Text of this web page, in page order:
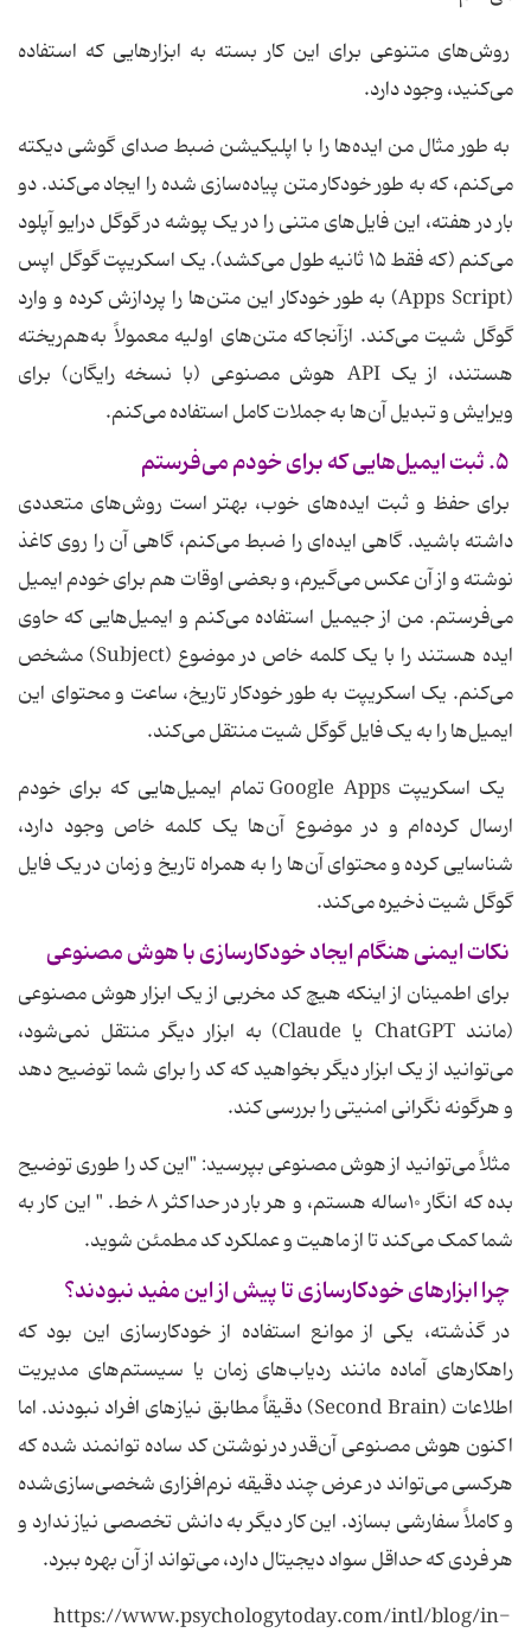
روش‌های متنوعی برای این کار بسته به ابزارهایی که استفاده
می‌کنید، وجود دارد.
به طور مثال من ایده‌ها را با اپلیکیشن ضبط صدای گوشی دیکته
می‌کنم، که به طور خودکار متن پیاده‌سازی شده را ایجاد می‌کند. دو
بار در هفته، این فایل‌های متنی را در یک پوشه در گوگل درایو آپلود
می‌کنم (که فقط ۱۵ ثانیه طول می‌کشد). یک اسکریپت گوگل اپس
(Apps Script) به طور خودکار این متن‌ها را پردازش کرده و وارد
گوگل شیت می‌کند. ازآنجاکه متن‌های اولیه معمولاً به‌هم‌ریخته
هستند، از یک API هوش مصنوعی (با نسخه رایگان) برای
ویرایش و تبدیل آن‌ها به جملات کامل استفاده می‌کنم.
برای حفظ و ثبت ایده‌های خوب، بهتر است روش‌های متعددی
داشته باشید. گاهی ایده‌ای را ضبط می‌کنم، گاهی آن را روی کاغذ
نوشته و از آن عکس می‌گیرم، و بعضی اوقات هم برای خودم ایمیل
می‌فرستم. من از جیمیل استفاده می‌کنم و ایمیل‌هایی که حاوی
ایده هستند را با یک کلمه خاص در موضوع (Subject) مشخص
می‌کنم. یک اسکریپت به طور خودکار تاریخ، ساعت و محتوای این
ایمیل‌ها را به یک فایل گوگل شیت منتقل می‌کند.
یک اسکریپت Google Apps تمام ایمیل‌هایی که برای خودم
ارسال کرده‌ام و در موضوع آن‌ها یک کلمه خاص وجود دارد،
شناسایی کرده و محتوای آن‌ها را به همراه تاریخ و زمان در یک فایل
گوگل شیت ذخیره می‌کند.
نکات ایمنی هنگام ایجاد خودکارسازی با هوش مصنوعی
برای اطمینان از اینکه هیچ کد مخربی از یک ابزار هوش مصنوعی
(مانند ChatGPT یا Claude) به ابزار دیگر منتقل نمی‌شود،
می‌توانید از یک ابزار دیگر بخواهید که کد را برای شما توضیح دهد
و هرگونه نگرانی امنیتی را بررسی کند.
مثلاً می‌توانید از هوش مصنوعی بپرسید: "این کد را طوری توضیح
بده که انگار ۱۰ساله هستم، و هر بار در حداکثر ۸ خط. " این کار به
شما کمک می‌کند تا از ماهیت و عملکرد کد مطمئن شوید.
چرا ابزارهای خودکارسازی تا پیش از این مفید نبودند؟
در گذشته، یکی از موانع استفاده از خودکارسازی این بود که
راهکارهای آماده مانند ردیاب‌های زمان یا سیستم‌های مدیریت
اطلاعات (Second Brain) دقیقاً مطابق نیازهای افراد نبودند. اما
اکنون هوش مصنوعی آن‌قدر در نوشتن کد ساده توانمند شده که
هرکسی می‌تواند در عرض چند دقیقه نرم‌افزاری شخصی‌سازی‌شده
و کاملاً سفارشی بسازد. این کار دیگر به دانش تخصصی نیاز ندارد و
هر فردی که حداقل سواد دیجیتال دارد، می‌تواند از آن بهره ببرد.
https://www.psychologytoday.com/intl/blog/in-